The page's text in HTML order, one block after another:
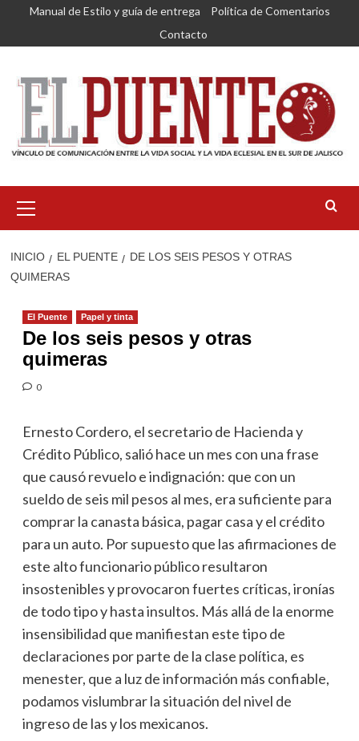
Saltar
contenido
Manual de Estilo y guía de entrega
Política de Comentarios
Contacto
primario
INICIO EL PUENTE
DE LOS SEIS PESOS Y OTRAS
QUIMERAS
El Puente Papel y tinta
De los seis pesos y otras
quimeras
0
Ernesto Cordero, el secretario de Hacienda y
Crédito Público, salió hace un mes con una frase
que causó revuelo e indignación: que con un
sueldo de seis mil pesos al mes, era suficiente para
comprar la canasta básica, pagar casa y el crédito
para un auto. Por supuesto que las afirmaciones de
este alto funcionario público resultaron
insostenibles y provocaron fuertes críticas, ironías
de todo tipo y hasta insultos. Más allá de la enorme
insensibilidad que manifiestan este tipo de
declaraciones por parte de la clase política, es
menester, que a luz de información más confiable,
podamos vislumbrar la situación del nivel de
ingreso de las y los mexicanos.